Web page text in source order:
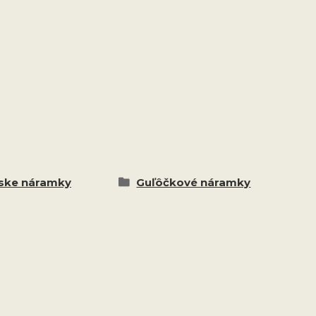
náramky Guľôčkové náramky